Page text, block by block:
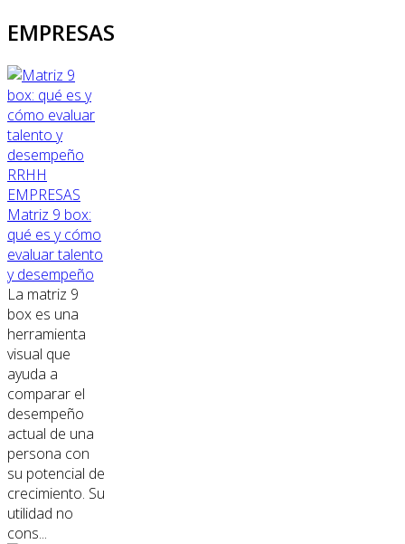
EMPRESAS
RRHH
EMPRESAS
Matriz 9 box:
qué es y cómo
evaluar talento
y desempeño
La matriz 9
box es una
herramienta
visual que
ayuda a
comparar el
desempeño
actual de una
persona con
su potencial de
crecimiento. Su
utilidad no
cons...